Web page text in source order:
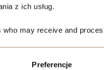
z ich usług.
who may receive and
Preferencje
mobilnymi
głosowymi –
całkowicie bezdotykowo –
funkcja szczególnie